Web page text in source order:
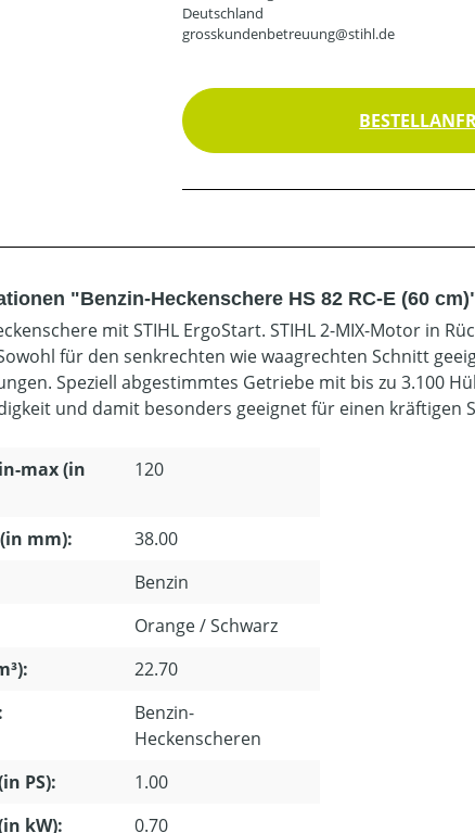
Deutschland
grosskundenbetreuung@stihl.de
"Benzin-Heckenschere HS 82 RC-E (60
mit STIHL ErgoStart. STIHL 2-MIX-Motor in
für den senkrechten wie waagrechten Schnitt
Speziell abgestimmtes Getriebe mit bis zu 3.100
und damit besonders geeignet für einen kräftigen
max (in
120
mm):
38.00
Benzin
Orange / Schwarz
22.70
Benzin-
Heckenscheren
PS):
1.00
kW):
0.70